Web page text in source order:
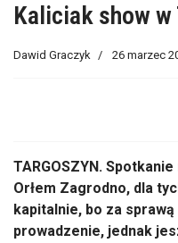
Kaliciak show w
Dawid Graczyk 26 marzec
TARGOSZYN.
Orłem Zagrodno, dla
kapitalnie, bo za
prowadzenie, jednak